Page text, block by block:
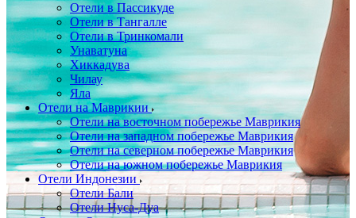
Отели в Пассикуде
Отели в Тангалле
Отели в Тринкомали
Унаватуна
Хиккадува
Чилау
Яла
Отели на Маврикии
Отели на восточном побережье Маврикия
Отели на западном побережье Маврикия
Отели на северном побережье Маврикия
Отели на южном побережье Маврикия
Отели Индонезии
Отели Бали
Отели Нуса-Дуа